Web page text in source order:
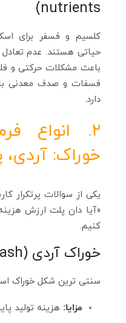
nutrients)
کلسیم و فسفر برای
حیاتی هستند. عدم
باعث مشکلات حرکتی و
فسفات و صدف معدنی
دارد.
۲. انواع
خوراک: آردی،
یکی از سوالات پرتکرار
«آیا دان پلت ارزش
کنیم.
خوراک آردی (Mash)
سنتی‌ ترین شکل خوراک
مزایا: هزینه تولید